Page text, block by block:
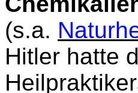
(s.a.
Hitler hatte